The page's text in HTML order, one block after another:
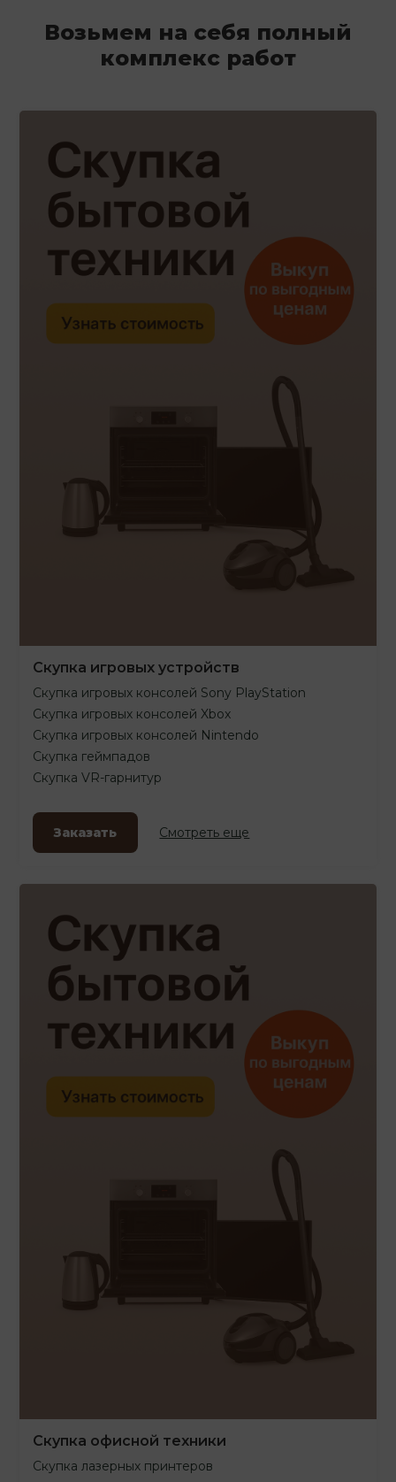
Возьмем на себя полный
комплекс работ
Скупка игровых устройств
Скупка игровых консолей Sony PlayStation
Скупка игровых консолей Xbox
Скупка игровых консолей Nintendo
Скупка геймпадов
Скупка VR-гарнитур
Заказать Смотреть еще
Скупка офисной техники
Скупка лазерных принтеров